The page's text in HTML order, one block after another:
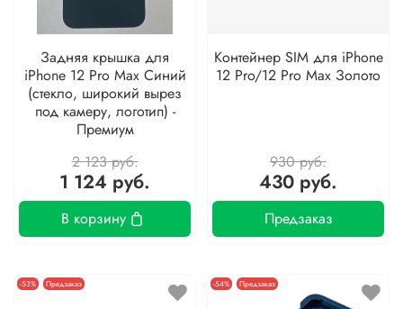
Задняя крышка для
iPhone 12 Pro Max Синий
(стекло, широкий вырез
под камеру, логотип) -
Премиум
2 123 руб.
1 124 руб.
В корзину
Контейнер SIM для iPhone
12 Pro/12 Pro Max Золото
930 руб.
430 руб.
Предзаказ
-53% Предзаказ -54% Предзаказ